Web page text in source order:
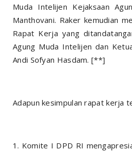
Muda Intelijen Kejaksaan
Manthovani. Raker kemudian
Rapat Kerja yang
Agung Muda Intelijen dan
Andi Sofyan Hasdam. [**]
Adapun kesimpulan rapat kerja
1. Komite I DPD RI